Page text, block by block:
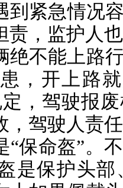
到紧急情况
责，监护人
绝不能上路
，开上路
，驾驶报
，驾驶人责
“保命盔”。
是保护头